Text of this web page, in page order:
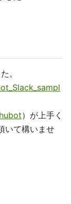
。
）が上手く
いて構いませ